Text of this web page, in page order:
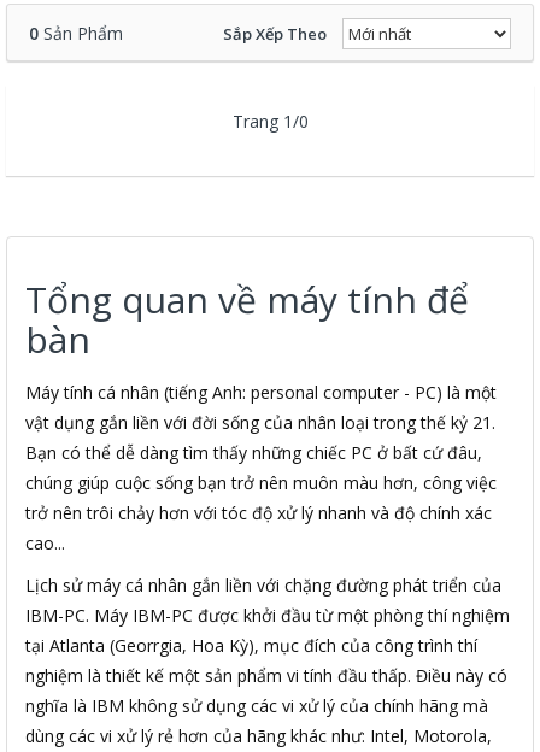
0 Sản Phẩm Sắp Xếp Theo
Trang 1/0
Tổng quan về máy tính để
bàn
Máy tính cá nhân (tiếng Anh: personal computer - PC) là một
vật dụng gắn liền với đời sống của nhân loại trong thế kỷ 21.
Bạn có thể dễ dàng tìm thấy những chiếc PC ở bất cứ đâu,
chúng giúp cuộc sống bạn trở nên muôn màu hơn, công việc
trở nên trôi chảy hơn với tóc độ xử lý nhanh và độ chính xác
cao...
Lịch sử máy cá nhân gắn liền với chặng đường phát triển của
IBM-PC. Máy IBM-PC được khởi đầu từ một phòng thí nghiệm
tại Atlanta (Georrgia, Hoa Kỳ), mục đích của công trình thí
nghiệm là thiết kế một sản phẩm vi tính đầu thấp. Điều này có
nghĩa là IBM không sử dụng các vi xử lý của chính hãng mà
dùng các vi xử lý rẻ hơn của hãng khác như: Intel, Motorola,